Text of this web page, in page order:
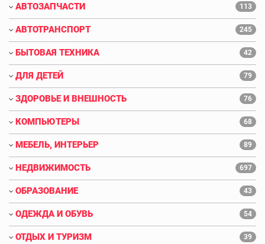
АВТОЗАПЧАСТИ 113
АВТОТРАНСПОРТ 245
БЫТОВАЯ ТЕХНИКА 42
ДЛЯ ДЕТЕЙ 79
ЗДОРОВЬЕ И ВНЕШНОСТЬ 76
КОМПЬЮТЕРЫ 68
МЕБЕЛЬ, ИНТЕРЬЕР 89
НЕДВИЖИМОСТЬ 697
ОБРАЗОВАНИЕ 43
ОДЕЖДА И ОБУВЬ 54
ОТДЫХ И ТУРИЗМ 39